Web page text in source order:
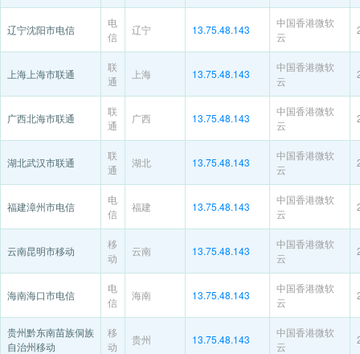
辽宁沈阳市电信
电
信
辽宁 13.75.48.143
中国香港微软
云
上海上海市联通
联
通
上海 13.75.48.143
中国香港微软
云
广西北海市联通
联
通
广西 13.75.48.143
中国香港微软
云
湖北武汉市联通
联
通
湖北 13.75.48.143
中国香港微软
云
福建漳州市电信
电
信
福建 13.75.48.143
中国香港微软
云
云南昆明市移动
移
动
云南 13.75.48.143
中国香港微软
云
海南海口市电信
电
信
海南 13.75.48.143
中国香港微软
云
贵州黔东南苗族侗族
自治州移动
移
动
贵州 13.75.48.143
中国香港微软
云